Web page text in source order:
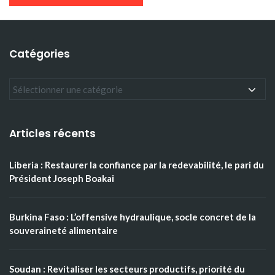
Catégories
Articles récents
Liberia : Restaurer la confiance par la redevabilité, le pari du
Président Joseph Boakai
Burkina Faso : L’offensive hydraulique, socle concret de la
souveraineté alimentaire
Soudan : Revitaliser les secteurs productifs, priorité du